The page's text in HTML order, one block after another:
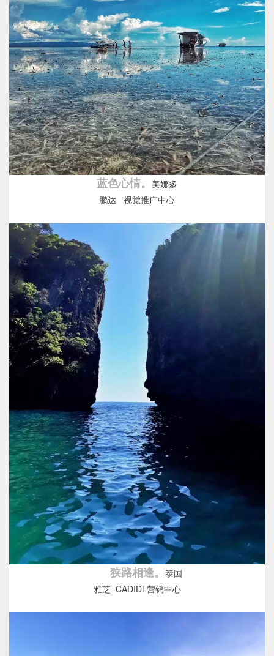
蓝色心情。 美娜多
鹏达 视觉推广中心
狭路相逢。 泰国
雅芝 CADIDL营销中心